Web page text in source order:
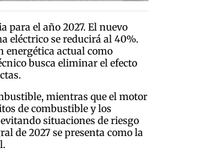
el año 2027. El nuevo
eléctrico se reducirá al 40%.
energética actual como
busca eliminar el efecto
mientras que el motor
de combustible y los
situaciones de riesgo
de 2027 se presenta como la